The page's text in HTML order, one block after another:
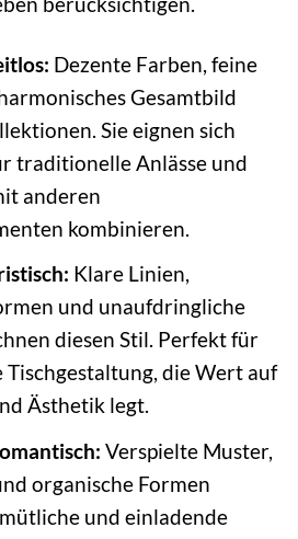
Dezente Farben, feine
Gesamtbild
Sie eignen sich
traditionelle Anlässe und
anderen
kombinieren.
Klare Linien,
und unaufdringliche
diesen Stil. Perfekt für
Tischgestaltung, die Wert auf
Ästhetik legt.
Verspielte Muster,
organische Formen
und einladende